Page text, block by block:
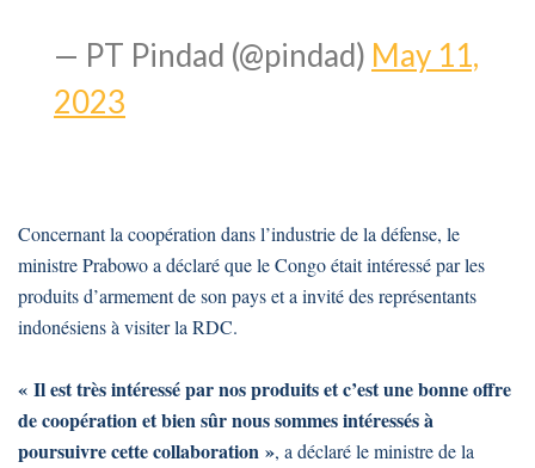
— PT Pindad (@pindad) May 11,
2023
Concernant la coopération dans l’industrie de la défense, le
ministre Prabowo a déclaré que le Congo était intéressé par les
produits d’armement de son pays et a invité des représentants
indonésiens à visiter la RDC.
« Il est très intéressé par nos produits et c’est une bonne offre
de coopération et bien sûr nous sommes intéressés à
poursuivre cette collaboration », a déclaré le ministre de la